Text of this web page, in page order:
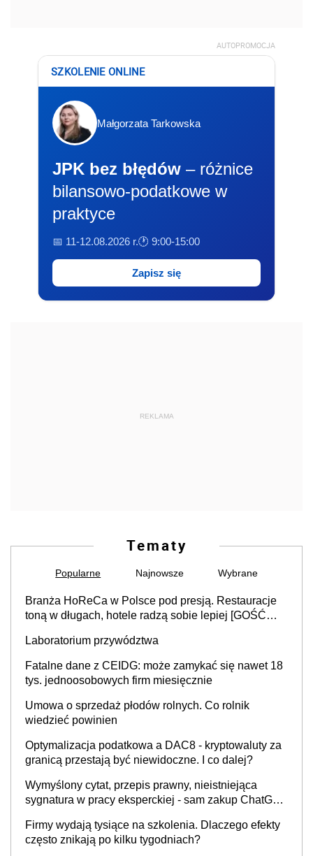
AUTOPROMOCJA
SZKOLENIE ONLINE
Małgorzata Tarkowska
JPK bez błędów – różnice
bilansowo-podatkowe w
praktyce
📅 11-12.08.2026 r.🕐 9:00-15:00
Zapisz się
REKLAMA
Tematy
Popularne Najnowsze Wybrane
Branża HoReCa w Polsce pod presją. Restauracje
toną w długach, hotele radzą sobie lepiej [GOŚĆ
Laboratorium przywództwa
Fatalne dane z CEIDG: może zamykać się nawet 18
tys. jednoosobowych firm miesięcznie
Umowa o sprzedaż płodów rolnych. Co rolnik
wiedzieć powinien
Optymalizacja podatkowa a DAC8 - kryptowaluty za
granicą przestają być niewidoczne. I co dalej?
Wymyślony cytat, przepis prawny, nieistniejąca
sygnatura w pracy eksperckiej - sam zakup ChatGPT
Firmy wydają tysiące na szkolenia. Dlaczego efekty
często znikają po kilku tygodniach?